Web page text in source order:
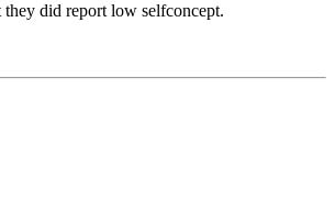
did report low selfconcept.